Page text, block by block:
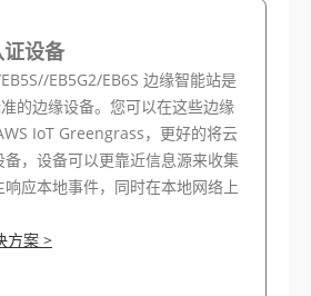
设备
EB5G2/EB6S 边缘智能站是
的边缘设备。您可以在这些边缘
IoT Greengrass，更好的将云
，设备可以更靠近信息源来收集
应本地事件，同时在本地网络上
方案 >